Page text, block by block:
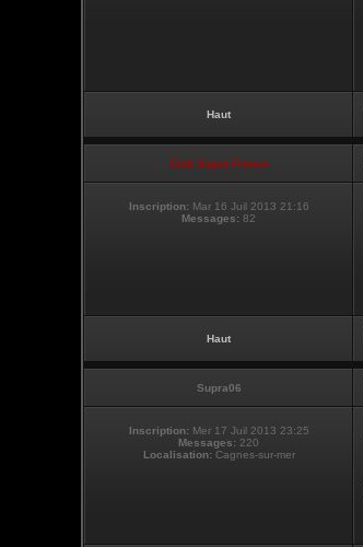
Haut
Club Supra France
Inscription: Mar 16 Juil 2013 21:16
Messages: 82
Haut
Supra06
Inscription: Mer 17 Juil 2013 23:25
Messages: 220
Localisation:Cagnes-sur-mer